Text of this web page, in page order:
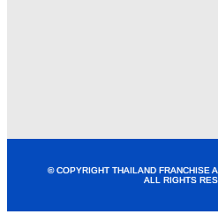
© COPYRIGHT THAILAND FRANCHISE
ALL RIGHTS